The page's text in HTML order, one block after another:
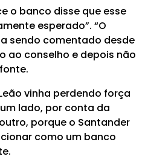
o banco disse que esse
esperado”. “O
sendo comentado desde
ao conselho e depois não
vinha perdendo força
lado, por conta da
porque o Santander
como um banco